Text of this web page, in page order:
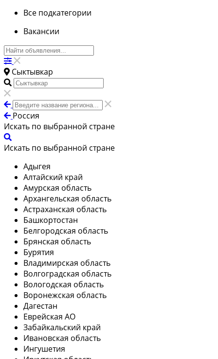
Все подкатегории
Вакансии
Сыктывкар
Россия
Искать по выбранной стране
Искать по выбранной стране
Адыгея
Алтайский край
Амурская область
Архангельская область
Астраханская область
Башкортостан
Белгородская область
Брянская область
Бурятия
Владимирская область
Волгоградская область
Вологодская область
Воронежская область
Дагестан
Еврейская АО
Забайкальский край
Ивановская область
Ингушетия